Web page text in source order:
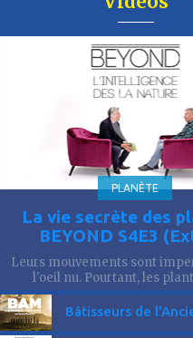
PLANÈTE
La vie secrète des
BEYOND S4E3
Leurs mouvements sont
l'oeil nu. Pourtant, les
Bâtisseurs de